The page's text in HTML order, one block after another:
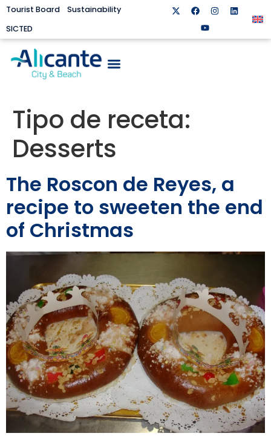
Tourist Board
Sustainability
SICTED
Tipo de receta:
Desserts
The Roscon de Reyes, a
recipe to sweeten the end
of Christmas